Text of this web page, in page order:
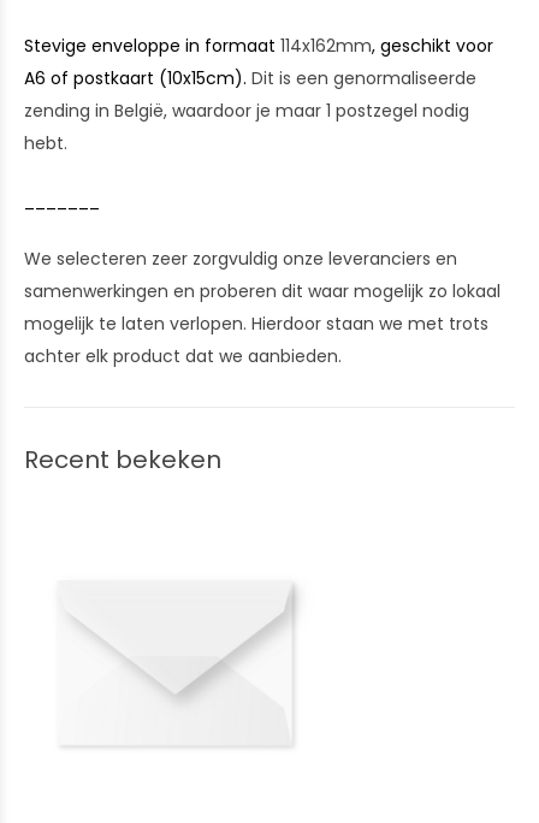
Stevige enveloppe in formaat 114x162mm, geschikt voor
A6 of postkaart (10x15cm). Dit is een genormaliseerde
zending in België, waardoor je maar 1 postzegel nodig
hebt.
We selecteren zeer zorgvuldig onze leveranciers en
samenwerkingen en proberen dit waar mogelijk zo lokaal
mogelijk te laten verlopen. Hierdoor staan we met trots
achter elk product dat we aanbieden.
Recent bekeken